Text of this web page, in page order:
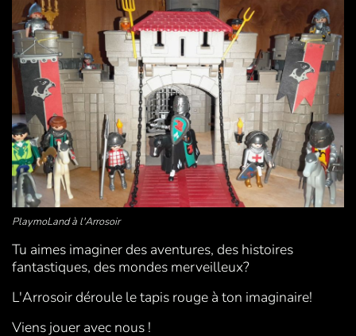
PlaymoLand à l'Arrosoir
Tu aimes imaginer des aventures, des histoires
fantastiques, des mondes merveilleux?
L'Arrosoir déroule le tapis rouge à ton imaginaire!
Viens jouer avec nous !